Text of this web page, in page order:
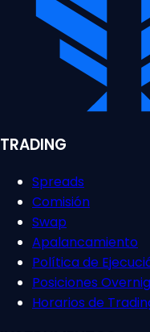
TRADING
Spreads
Comisión
Swap
Apalancamiento
Política de
Posiciones
Horarios de